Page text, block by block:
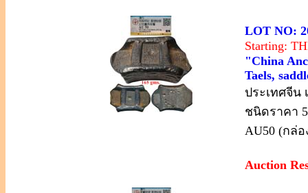
LOT NO:
Starting:
"China
Taels,
ประเทศจีน
ชนิดราคา
AU50 (กล่อ
Auction